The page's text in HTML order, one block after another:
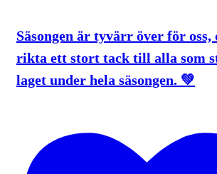
Säsongen är tyvärr över för
rikta ett stort tack till alla som
laget under hela säsongen. 💚